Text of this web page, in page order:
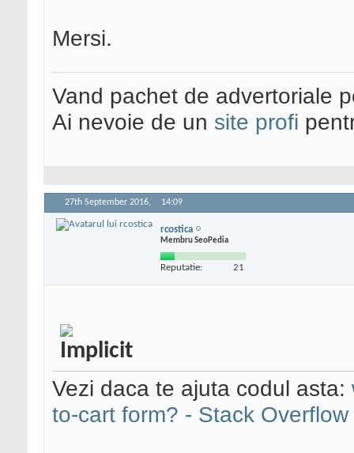
Mersi.
Vand pachet de advertoriale
Ai nevoie de un site profi
27th September 2016, 14:09
rcostica
Membru SeoPedia
Reputatie: 21
Vezi daca te ajuta codul asta:
to-cart form? - Stack Overflow